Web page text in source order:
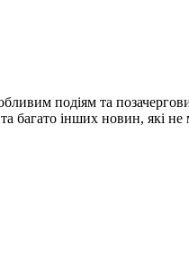
подіям та
та багато інших новин, які